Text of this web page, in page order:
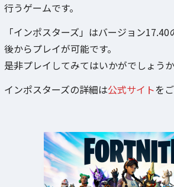
行うゲームです。
「インポスターズ」はバージョン
後からプレイが可能です。
是非プレイしてみてはいかがでしょうか
インポスターズの詳細は公式サイトを